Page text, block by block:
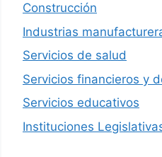
Construcción
Industrias
Servicios de salud
Servicios financieros y
Servicios educativos
Instituciones